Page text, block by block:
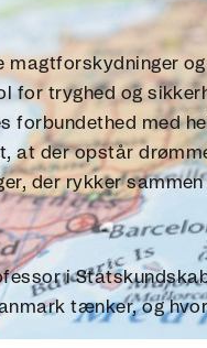
magtforskydninger
for tryghed og
forbundethed med
at der opstår
der rykker sammen
i
tænker, og